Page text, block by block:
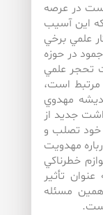
در عرصه
اين آسيب
علمي برخي
در حوزه
تحجر علمي
مرتبط است،
مهدوي
جديد از
خود تصلب و
مهدويت
خطرناكي
تأثير
مسئله